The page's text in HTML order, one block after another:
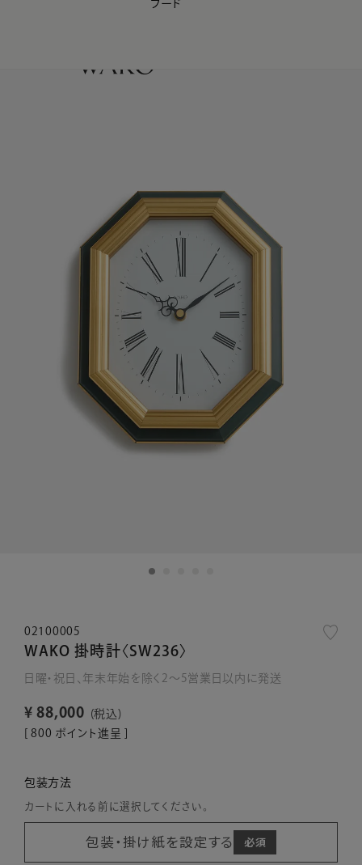
【会員様限定】夏のプレゼントキャンペーン開催中
フード
02100005
WAKO 掛時計〈SW236〉
日曜・祝日、年末年始を除く2～5営業日以内に発送
¥ 88,000
税込
[ 800 ポイント進呈 ]
包装方法
カートに入れる前に選択してください。
包装・掛け紙を設定する